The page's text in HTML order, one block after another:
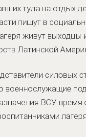
туда на отдых
пишут в
живут выходцы
Латинской
силовых
военнослужащие
ВСУ время
лагеря.